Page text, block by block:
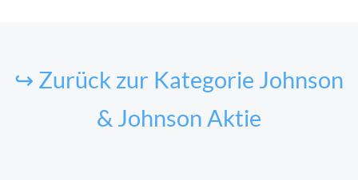
↪ Zurück zur Kategorie Johnson
& Johnson Aktie